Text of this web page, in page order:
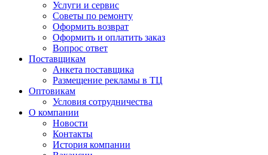
Услуги и сервис
Советы по ремонту
Оформить возврат
Оформить и оплатить заказ
Вопрос ответ
Поставщикам
Анкета поставщика
Размещение рекламы в ТЦ
Оптовикам
Условия сотрудничества
О компании
Новости
Контакты
История компании